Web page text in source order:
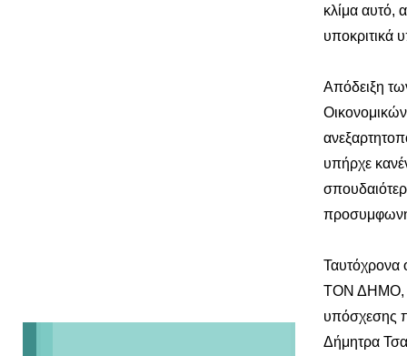
κλίμα αυτό,
υποκριτικά
Απόδειξη
υπήρχε
Ταυτόχρονα
ΤΟΝ ΔΗΜΟ,
υπόσχεσης
Δήμητρα